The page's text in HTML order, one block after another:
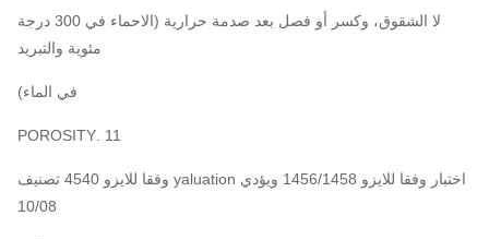
لا الشقوق، وكسر أو فصل بعد صدمة حرارية (الاحماء في 300 درجة
مئوية والتبريد
في الماء)
11 .POROSITY
اختبار وفقا للايزو 1456/1458 ويؤدي yaluation وفقا للايزو 4540 تصنيف
10/08